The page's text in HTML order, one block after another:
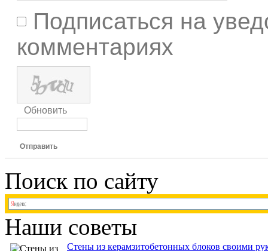
Подписаться на
комментариях
Обновить
Отправить
Поиск по сайту
Наши советы
Стены из керамзитобетонных блоков своими